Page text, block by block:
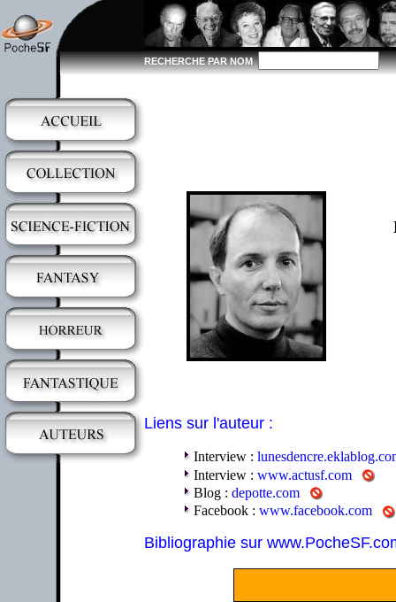
RECHERCHE PAR NOM
Liens sur l'auteur :
Interview :
Interview : www.actusf.com
Blog : depotte.com
Facebook : www.facebook.com
Bibliographie sur